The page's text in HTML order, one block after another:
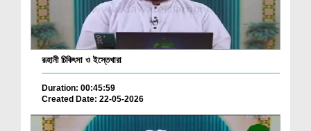
রূহানী চিকিৎসা ও ইস্তেখারা
Duration: 00:45:59
Created Date: 22-05-2026